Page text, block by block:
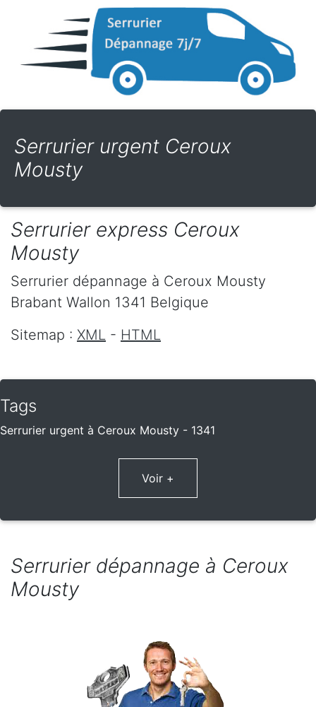
Serrurier urgent Ceroux
Mousty
Serrurier express Ceroux
Mousty
Serrurier dépannage à Ceroux Mousty
Brabant Wallon 1341 Belgique
Sitemap : XML - HTML
Tags
Serrurier urgent à Ceroux Mousty - 1341
Voir +
Serrurier dépannage à Ceroux
Mousty